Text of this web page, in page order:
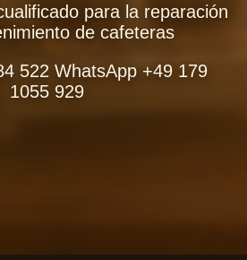
para la reparación
de cafeteras
522 WhatsApp +49 179
1055 929